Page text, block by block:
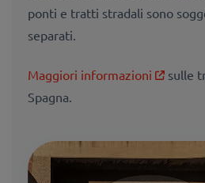
ponti e tratti stradali sono
separati.
Maggiori informazioni
sulle
Spagna.